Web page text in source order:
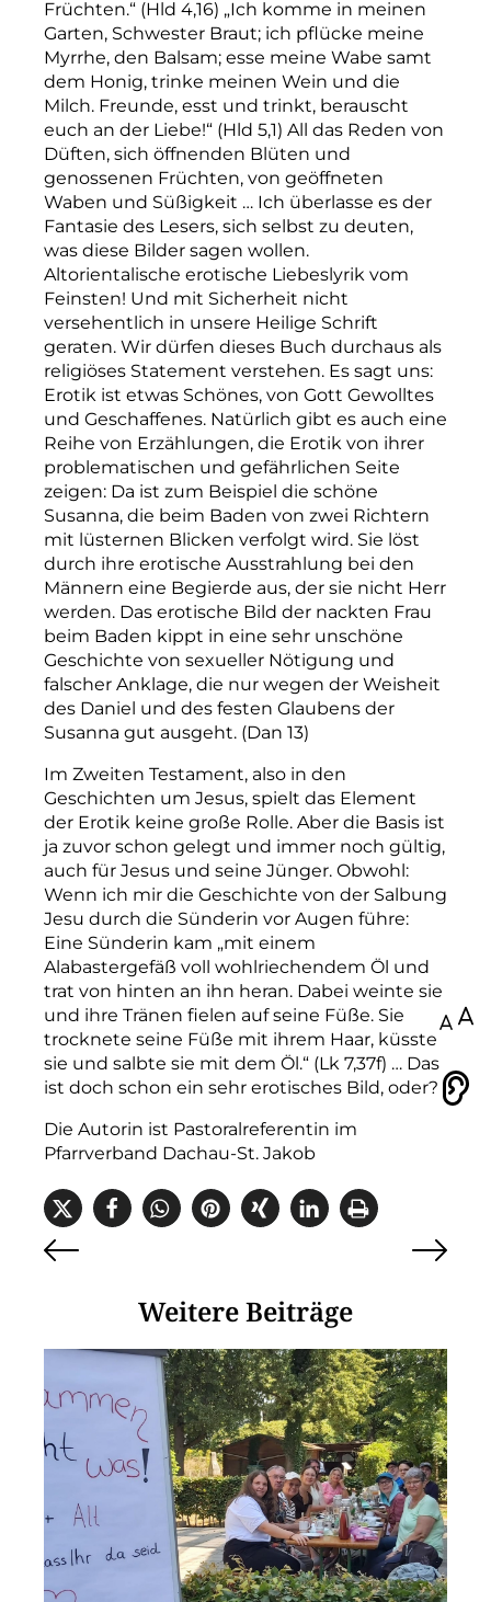
Früchten.“ (Hld 4,16) „Ich komme in meinen
Garten, Schwester Braut; ich pflücke meine
Myrrhe, den Balsam; esse meine Wabe samt
dem Honig, trinke meinen Wein und die
Milch. Freunde, esst und trinkt, berauscht
euch an der Liebe!“ (Hld 5,1) All das Reden von
Düften, sich öffnenden Blüten und
genossenen Früchten, von geöffneten
Waben und Süßigkeit … Ich überlasse es der
Fantasie des Lesers, sich selbst zu deuten,
was diese Bilder sagen wollen.
Altorientalische erotische Liebeslyrik vom
Feinsten! Und mit Sicherheit nicht
versehentlich in unsere Heilige Schrift
geraten. Wir dürfen dieses Buch durchaus als
religiöses Statement verstehen. Es sagt uns:
Erotik ist etwas Schönes, von Gott Gewolltes
und Geschaffenes. Natürlich gibt es auch eine
Reihe von Erzählungen, die Erotik von ihrer
problematischen und gefährlichen Seite
zeigen: Da ist zum Beispiel die schöne
Susanna, die beim Baden von zwei Richtern
mit lüsternen Blicken verfolgt wird. Sie löst
durch ihre erotische Ausstrahlung bei den
Männern eine Begierde aus, der sie nicht Herr
werden. Das erotische Bild der nackten Frau
beim Baden kippt in eine sehr unschöne
Geschichte von sexueller Nötigung und
falscher Anklage, die nur wegen der Weisheit
des Daniel und des festen Glaubens der
Susanna gut ausgeht. (Dan 13)
Im Zweiten Testament, also in den
Geschichten um Jesus, spielt das Element
der Erotik keine große Rolle. Aber die Basis ist
ja zuvor schon gelegt und immer noch gültig,
auch für Jesus und seine Jünger. Obwohl:
Wenn ich mir die Geschichte von der Salbung
Jesu durch die Sünderin vor Augen führe:
Eine Sünderin kam „mit einem
Alabastergefäß voll wohlriechendem Öl und
trat von hinten an ihn heran. Dabei weinte sie
und ihre Tränen fielen auf seine Füße. Sie
trocknete seine Füße mit ihrem Haar, küsste
sie und salbte sie mit dem Öl.“ (Lk 7,37f) … Das
ist doch schon ein sehr erotisches Bild, oder?
Die Autorin ist Pastoralreferentin im
Pfarrverband Dachau-St. Jakob
Weitere Beiträge
100
Vorlesen